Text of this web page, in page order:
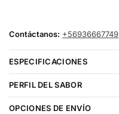
Contáctanos: +56936667749
ESPECIFICACIONES
PERFIL DEL SABOR
OPCIONES DE ENVÍO